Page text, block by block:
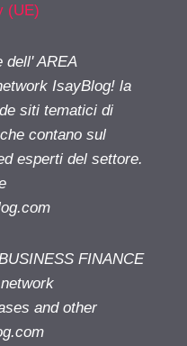
(UE)
dell' AREA
IsayBlog! la
siti tematici di
contano sul
esperti del settore.
FINANCE
and other